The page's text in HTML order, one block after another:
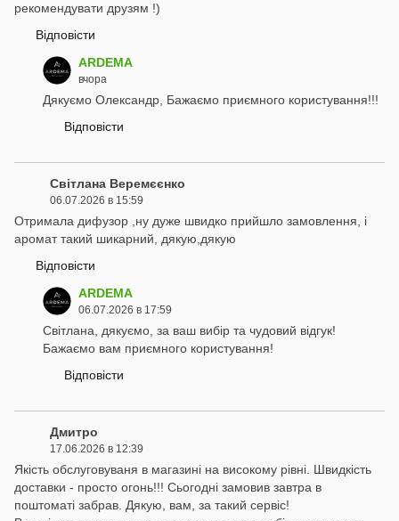
рекомендувати друзям !)
Відповісти
ARDEMA
вчора
Дякуємо Олександр, Бажаємо приємного користування!!!
Відповісти
Світлана Веремєєнко
06.07.2026 в 15:59
Отримала дифузор ,ну дуже швидко прийшло замовлення, і
аромат такий шикарний, дякую,дякую
Відповісти
ARDEMA
06.07.2026 в 17:59
Світлана, дякуємо, за ваш вибір та чудовий відгук!
Бажаємо вам приємного користування!
Відповісти
Дмитро
17.06.2026 в 12:39
Якість обслуговуваня в магазині на високому рівні. Швидкість
доставки - просто огонь!!! Сьогодні замовив завтра в
поштоматі забрав. Дякую, вам, за такий сервіс!